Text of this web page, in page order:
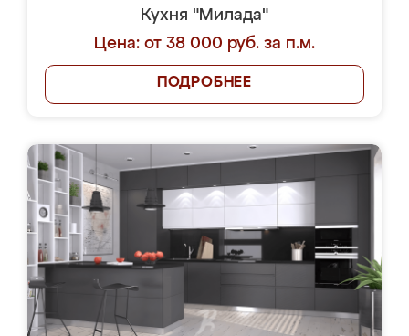
Кухня "Милада"
Цена: от 38 000 руб. за п.м.
ПОДРОБНЕЕ